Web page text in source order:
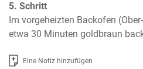
5. Schritt
Im vorgeheizten Backofen
etwa 30 Minuten goldbraun
Eine Notiz hinzufügen